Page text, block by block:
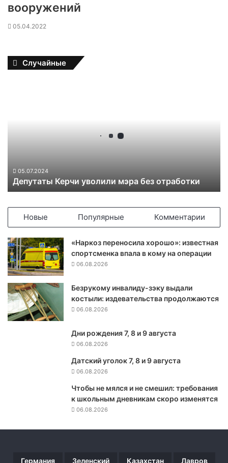
вооружений
05.04.2022
Случайные
р
о
л
и
л
и
м
р
05.07.2024
Депутаты Керчи уволили мэра без отработки
Новые Популярные Комментарии
«Наркоз переносила хорошо»: известная
спортсменка впала в кому на операции
06.08.2026
Безрукому инвалиду-зэку выдали
костыли: издевательства продолжаются
06.08.2026
Дни рождения 7, 8 и 9 августа
06.08.2026
Датский уголок 7, 8 и 9 августа
06.08.2026
Чтобы не мялся и не смешил: требования
к школьным дневникам скоро изменятся
06.08.2026
Германия Зеленский Казахстан Лавров